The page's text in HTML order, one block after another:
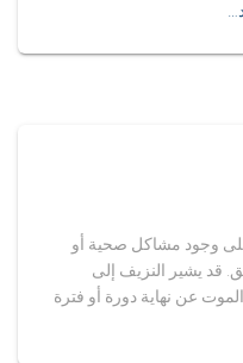
وجود مشاكل صحية أو
قد يشير النزيف إلى
عن نهاية دورة أو فترة